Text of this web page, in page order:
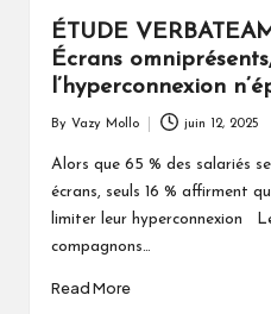
ÉTUDE
Écrans
l’hyperconnexion
by
By Vazy Mollo juin 12, 2025
Alors que 65 % des salariés
écrans, seuls 16 % affirment
limiter leur hyperconnexion
compagnons…
Read More